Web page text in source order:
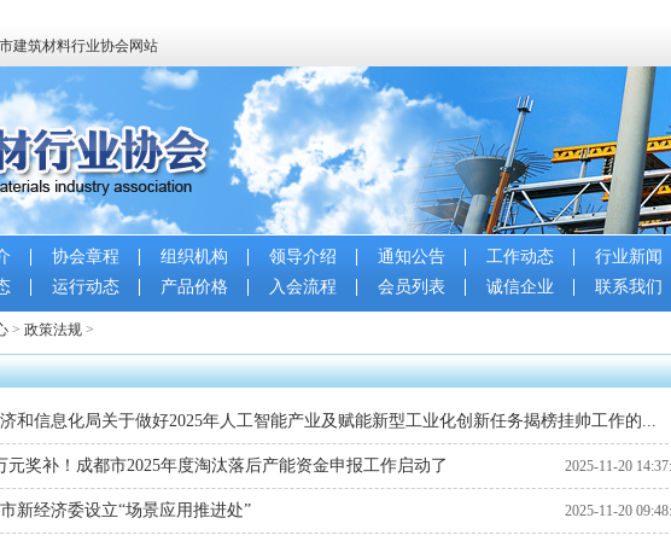
建筑材料行业协会网站
协会章程 组织机构 领导介绍 通知公告 工作动态
行业新闻
运行动态 产品价格 入会流程 会员列表 诚信企业 联系我们
> 政策法规 >
和信息化局关于做好2025年人工智能产业及赋能新型工业化创新任务揭榜挂帅工作的...
2025-11-20
元奖补！成都市2025年度淘汰落后产能资金申报工作启动了 2025-11-20
新经济委设立“场景应用推进处” 2025-11-20